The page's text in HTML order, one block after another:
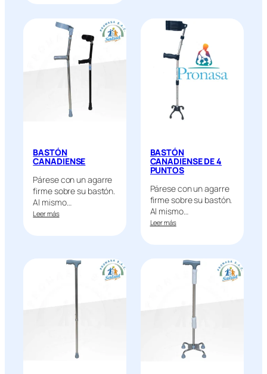
BASTÓN
CANADIENSE
Párese con un agarre
firme sobre su bastón.
Al mismo…
Leer más
BASTÓN
CANADIENSE DE 4
PUNTOS
Párese con un agarre
firme sobre su bastón.
Al mismo…
Leer más